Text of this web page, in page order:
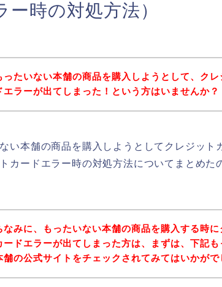
ー時の対処方法）
ったいない本舗の商品を購入しようとして、クレ
エラーが出てしまった！という方はいませんか？
い本舗の商品を購入しようとしてクレジット
カードエラー時の対処方法についてまとめた
なみに、もったいない本舗の商品を購入する時に
ードエラーが出てしまった方は、まずは、下記も
舗の公式サイトをチェックされてみてはいかがで